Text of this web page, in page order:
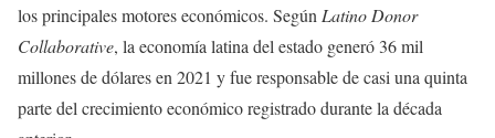
los principales motores económicos. Según Latino Donor
Collaborative, la economía latina del estado generó 36 mil
millones de dólares en 2021 y fue responsable de casi una quinta
parte del crecimiento económico registrado durante la década